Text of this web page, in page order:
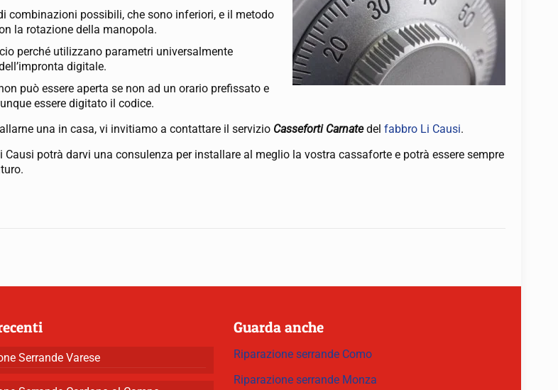
combinazioni possibili, che sono inferiori, e il metodo
la rotazione della manopola.
perché utilizzano parametri universalmente
digitale.
può essere aperta se non ad un orario prefissato e
essere digitato il codice.
una in casa, vi invitiamo a contattare il servizio Casseforti Carnatedelfabbro Li Causi.
potrà darvi una consulenza per installare al meglio la vostra cassaforte e potrà essere sempre
Serrande Varese
Guarda anche
Riparazione serrande Como
Riparazione serrande Monza